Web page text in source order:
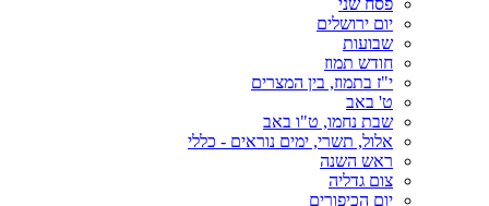
פסח שני
יום ירושלים
שבועות
חודש תמוז
י"ז בתמוז, בין המצרים
ט' באב
שבת נחמו, ט"ו באב
אלול, תשרי, ימים נוראים - כללי
ראש השנה
צום גדליה
יום הכיפורים